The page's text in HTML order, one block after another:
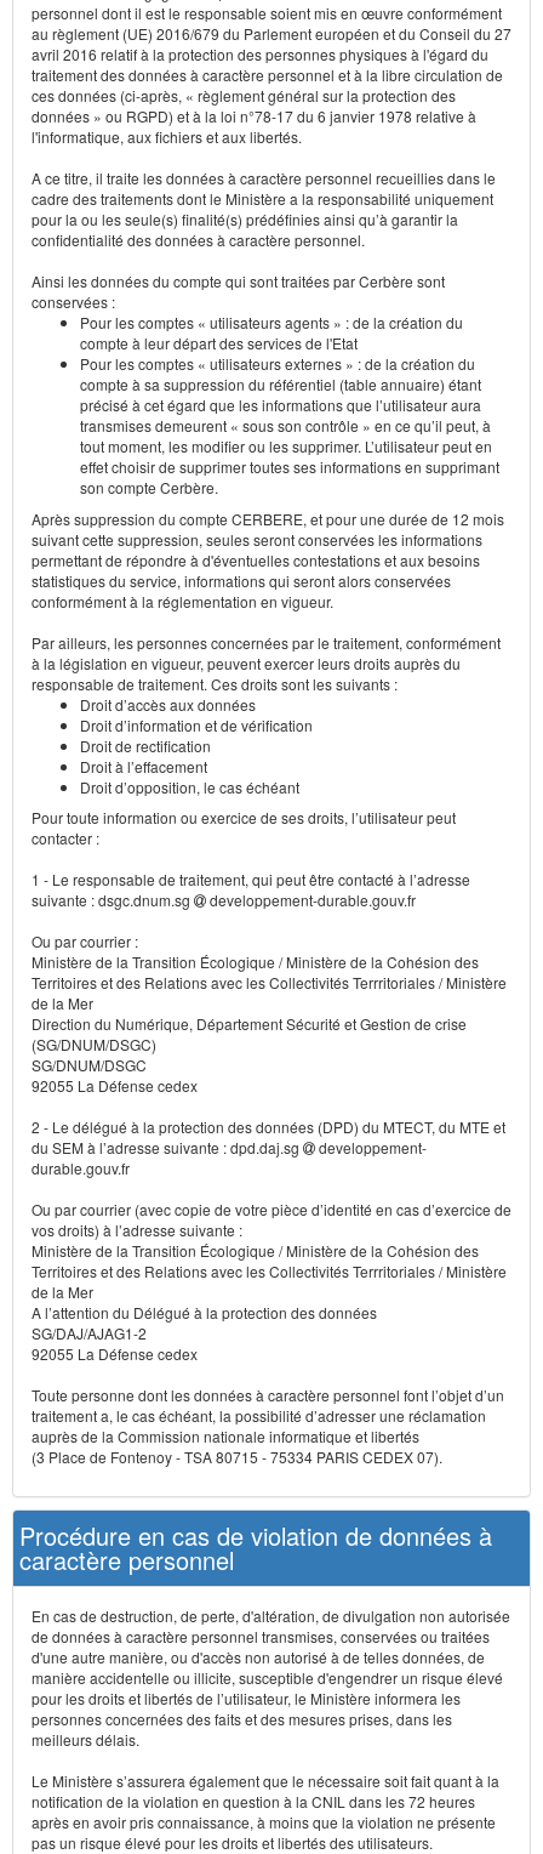
personnel dont il est le responsable soient mis en œuvre conformément
au règlement (UE) 2016/679 du Parlement européen et du Conseil du 27
avril 2016 relatif à la protection des personnes physiques à l'égard du
traitement des données à caractère personnel et à la libre circulation de
ces données (ci-après, « règlement général sur la protection des
données » ou RGPD) et à la loi n°78-17 du 6 janvier 1978 relative à
l'informatique, aux fichiers et aux libertés.
A ce titre, il traite les données à caractère personnel recueillies dans le
cadre des traitements dont le Ministère a la responsabilité uniquement
pour la ou les seule(s) finalité(s) prédéfinies ainsi qu’à garantir la
confidentialité des données à caractère personnel.
Ainsi les données du compte qui sont traitées par Cerbère sont
conservées :
Pour les comptes « utilisateurs agents » : de la création du
compte à leur départ des services de l'Etat
Pour les comptes « utilisateurs externes » : de la création du
compte à sa suppression du référentiel (table annuaire) étant
précisé à cet égard que les informations que l’utilisateur aura
transmises demeurent « sous son contrôle » en ce qu’il peut, à
tout moment, les modifier ou les supprimer. L’utilisateur peut en
effet choisir de supprimer toutes ses informations en supprimant
son compte Cerbère.
Après suppression du compte CERBERE, et pour une durée de 12 mois
suivant cette suppression, seules seront conservées les informations
permettant de répondre à d'éventuelles contestations et aux besoins
statistiques du service, informations qui seront alors conservées
conformément à la réglementation en vigueur.
Par ailleurs, les personnes concernées par le traitement, conformément
à la législation en vigueur, peuvent exercer leurs droits auprès du
responsable de traitement. Ces droits sont les suivants :
Droit d’accès aux données
Droit d’information et de vérification
Droit de rectification
Droit à l’effacement
Droit d’opposition, le cas échéant
Pour toute information ou exercice de ses droits, l’utilisateur peut
contacter :
1 - Le responsable de traitement, qui peut être contacté à l’adresse
suivante : dsgc.dnum.sg
developpement-durable.gouv.fr
Ou par courrier :
Ministère de la Transition Écologique / Ministère de la Cohésion des
Territoires et des Relations avec les Collectivités Terrritoriales / Ministère
de la Mer
Direction du Numérique, Département Sécurité et Gestion de crise
(SG/DNUM/DSGC)
SG/DNUM/DSGC
92055 La Défense cedex
2 - Le délégué à la protection des données (DPD) du MTECT, du MTE et
du SEM à l’adresse suivante : dpd.daj.sg
developpement-
durable.gouv.fr
Ou par courrier (avec copie de votre pièce d’identité en cas d’exercice de
vos droits) à l’adresse suivante :
Ministère de la Transition Écologique / Ministère de la Cohésion des
Territoires et des Relations avec les Collectivités Terrritoriales / Ministère
de la Mer
A l’attention du Délégué à la protection des données
SG/DAJ/AJAG1-2
92055 La Défense cedex
Toute personne dont les données à caractère personnel font l’objet d’un
traitement a, le cas échéant, la possibilité d’adresser une réclamation
auprès de la Commission nationale informatique et libertés
(3 Place de Fontenoy - TSA 80715 - 75334 PARIS CEDEX 07).
Procédure en cas de violation de données à
caractère personnel
En cas de destruction, de perte, d'altération, de divulgation non autorisée
de données à caractère personnel transmises, conservées ou traitées
d'une autre manière, ou d'accès non autorisé à de telles données, de
manière accidentelle ou illicite, susceptible d'engendrer un risque élevé
pour les droits et libertés de l’utilisateur, le Ministère informera les
personnes concernées des faits et des mesures prises, dans les
meilleurs délais.
Le Ministère s’assurera également que le nécessaire soit fait quant à la
notification de la violation en question à la CNIL dans les 72 heures
après en avoir pris connaissance, à moins que la violation ne présente
pas un risque élevé pour les droits et libertés des utilisateurs.